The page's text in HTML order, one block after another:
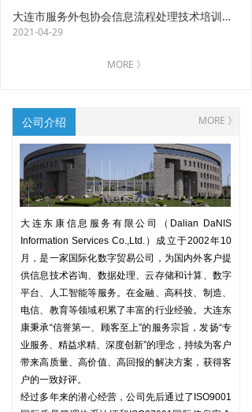
MORE 》
大连市服务外包协会信息流程处理技术培训班在大连东康举办
2021-04-29
公司介绍 MORE 》
大连东康信息服务有限公司（Dalian DaNIS
Information Services Co.,Ltd.）成立于2002年10
月，是一家国际化数字贸易公司，为国内外客户提
供信息技术咨询、数据处理、云存储和计算、数字
平台、人工智能等服务。在金融、高科技、制造、
电信、教育等领域积累了丰富的行业经验。大连东
康秉承“信誉第一、顾客至上”的服务宗旨，发扬“专
业服务、精益求精、深度创新”的理念，持续为客户
带来高质量、高价值、高回报的解决方案，获得客
户的一致好评。
经过多年来的潜心经营，公司先后通过了ISO9001